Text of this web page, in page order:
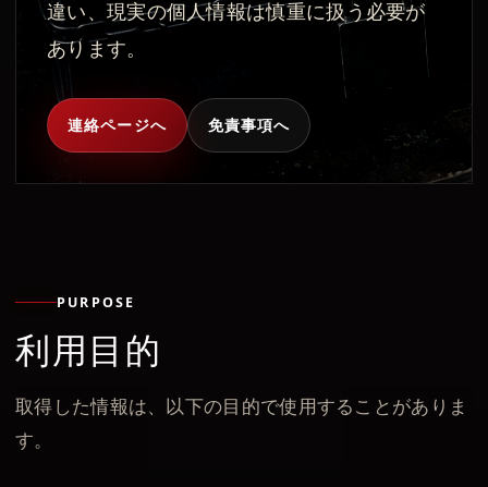
違い、現実の個人情報は慎重に扱う必要が
あります。
連絡ページへ 免責事項へ
PURPOSE
利用目的
取得した情報は、以下の目的で使用することがありま
す。